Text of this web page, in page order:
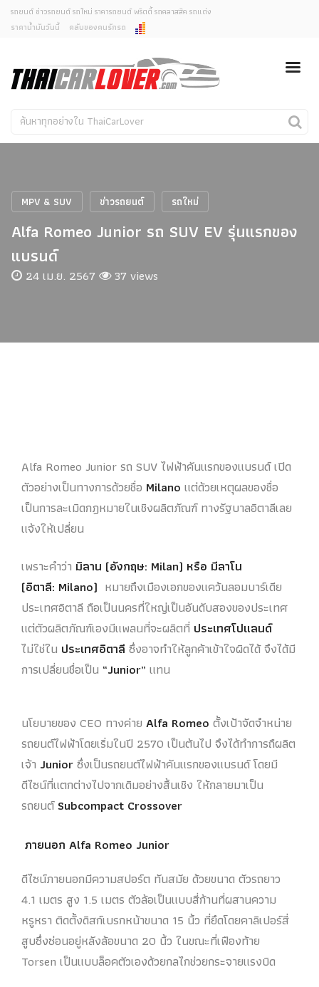
ยกเลิกการแจ้งเตือน
คุณต้องการยกเลิกการแจ้งเตือนข่าวสารเมื่อมีการอัพเดต
ใช่หรือไม่?
ไม่
รถยนต์ ข่าวรถยนต์ รถใหม่ ราคารถยนต์ พริตตี้ รถคลาสสิค รถแต่ง
ราคาน้ำมันวันนี้
คลับของคนรักรถ
รถใหม่
คนรักรถ
รถแต่ง
Car In The Movie
สเปคราคา รถยนต์
MPV & SUV ข่าวรถยนต์ รถใหม่
Alfa Romeo Junior รถ SUV EV รุ่นแรกของ
แบรนด์
24 เม.ย. 2567 37 views
Alfa Romeo Junior รถ SUV ไฟฟ้าคันแรกของแบรนด์ เปิด
ตัวอย่างเป็นทางการด้วยชื่อ Milano แต่ด้วยเหตุผลของชื่อ
เป็นการละเมิดกฎหมายในเชิงผลิตภัณฑ์ ทางรัฐบาลอิตาลีเลย
แจ้งให้เปลี่ยน
เพราะคำว่า มิลาน (อังกฤษ: Milan) หรือ มีลาโน
(อิตาลี: Milano) หมายถึงเมืองเอกของแคว้นลอมบาร์เดีย
ประเทศอิตาลี ถือเป็นนครที่ใหญ่เป็นอันดับสองของประเทศ
แต่ตัวผลิตภัณฑ์เองมีแพลนที่จะผลิตที่ ประเทศโปแลนด์
ไม่ใช่ใน ประเทศอิตาลี ซึ่งอาจทำให้ลูกค้าเข้าใจผิดได้ จึงได้มี
การเปลี่ยนชื่อเป็น “Junior” แทน
นโยบายของ CEO ทางค่าย Alfa Romeo ตั้งเป้าจัดจำหน่าย
รถยนต์ไฟฟ้าโดยเริ่มในปี 2570 เป็นต้นไป จึงได้ทำการถืผลิต
เจ้า Juniorซึ่งเป็นรถยนต์ไฟฟ้าคันแรกของแบรนด์ โดยมี
ดีไซน์ที่แตกต่างไปจากเดิมอย่างสิ้นเชิง ให้กลายมาเป็น
รถยนต์Subcompact Crossover
ภายนอก Alfa Romeo Junior
ดีไซน์ภายนอกมีความสปอร์ต ทันสมัย ด้วยขนาด ตัวรถยาว
4.1 เมตร สูง 1.5 เมตร ตัวล้อเป็นแบบสี่ก้านที่ผสานความ
หรูหรา ติดตั้งดิสก์เบรกหน้าขนาด 15 นิ้ว ที่ยึดโดยคาลิเปอร์สี่
สูบซึ่งซ่อนอยู่หลังล้อขนาด 20 นิ้ว ในขณะที่เฟืองท้าย
Torsen เป็นแบบล็อคตัวเองด้วยกลไกช่วยกระจายแรงบิด